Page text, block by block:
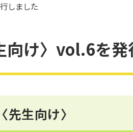
しました
向け〉vol.6を発
生向け〉